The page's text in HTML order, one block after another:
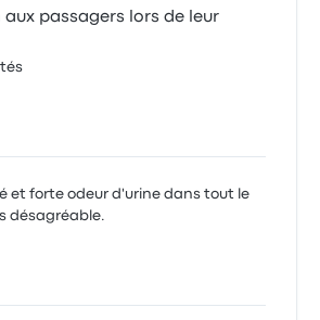
passagers lors de leur
et forte odeur d'urine dans tout le
désagréable.